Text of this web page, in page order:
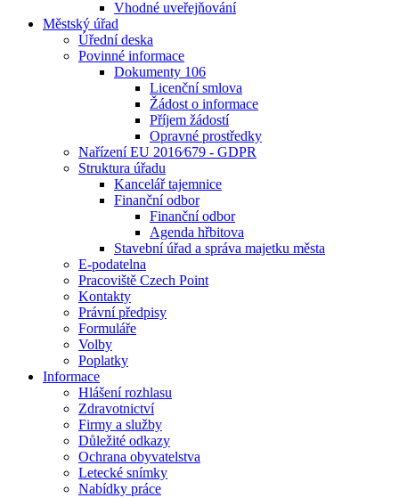
Vhodné uveřejňování
Městský úřad
Úřední deska
Povinné informace
Dokumenty 106
Licenční smlova
Žádost o informace
Příjem žádostí
Opravné prostředky
Nařízení EU 2016⁄679 - GDPR
Struktura úřadu
Kancelář tajemnice
Finanční odbor
Finanční odbor
Agenda hřbitova
Stavební úřad a správa majetku města
E-podatelna
Pracoviště Czech Point
Kontakty
Právní předpisy
Formuláře
Volby
Poplatky
Informace
Hlášení rozhlasu
Zdravotnictví
Firmy a služby
Důležité odkazy
Ochrana obyvatelstva
Letecké snímky
Nabídky práce